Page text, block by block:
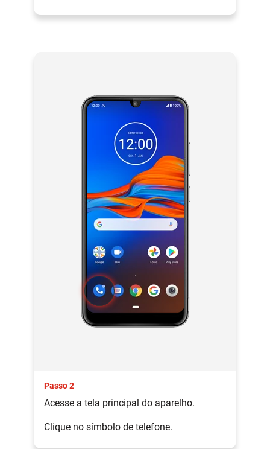
Passo 2
Acesse a tela principal do aparelho.
Clique no símbolo de telefone.